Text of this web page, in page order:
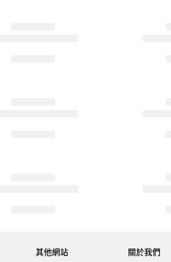
其他網站 關於我們